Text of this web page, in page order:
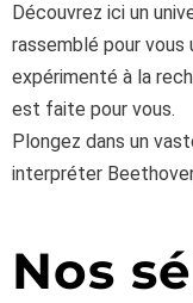
Découvrez ici un
rassemblé pour
expérimenté à la
est faite pour vous.
Plongez dans un
interpréter
Nos